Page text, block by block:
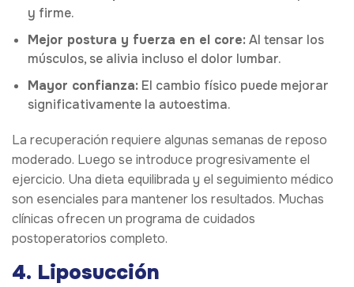
y firme.
Mejor postura y fuerza en el core:Al tensar los
músculos, se alivia incluso el dolor lumbar.
Mayor confianza: El cambio físico puede mejorar
significativamente la autoestima.
La recuperación requiere algunas semanas de reposo
moderado. Luego se introduce progresivamente el
ejercicio. Una dieta equilibrada y el seguimiento médico
son esenciales para mantener los resultados. Muchas
clínicas ofrecen un programa de cuidados
postoperatorios completo.
4. Liposucción